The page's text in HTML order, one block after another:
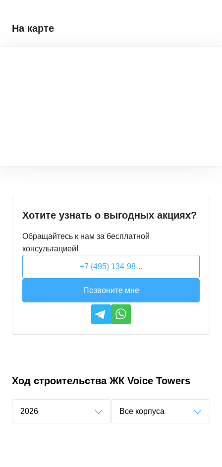
На карте
Хотите узнать о выгодных акциях?
Обращайтесь к нам за бесплатной
консультацией!
+7 (495) 134-98-..
Позвоните мне
Ход строительства ЖК Voice Towers
2026 Все корпуса